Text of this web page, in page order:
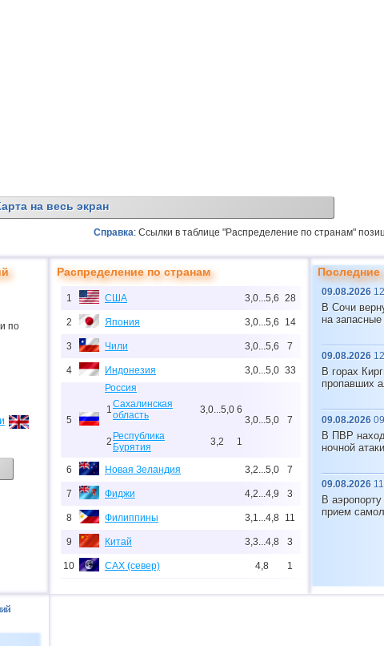
на весь экран
Справка: Ссылки в таблице "Распределение по странам"
по
Распределение по странам
1 США 3,0...5,6 28
2 Япония 3,0...5,6 14
3 Чили 3,0...5,6 7
4 Индонезия 3,0...5,0 33
5
Россия
1Сахалинская
область
3,0...5,0 6
2 Республика
Бурятия
3,2 1
3,0...5,0 7
6 Новая Зеландия 3,2...5,0 7
7 Фиджи 4,2...4,9 3
8 Филиппины 3,1...4,8 11
9 Китай 3,3...4,8 3
10 САХ (север) 4,8 1
Последние
09.08.2026
В Сочи
на
09.08.2026
В горах
пропавших
09.08.2026
В ПВР
ночной
09.08.2026
В
прием